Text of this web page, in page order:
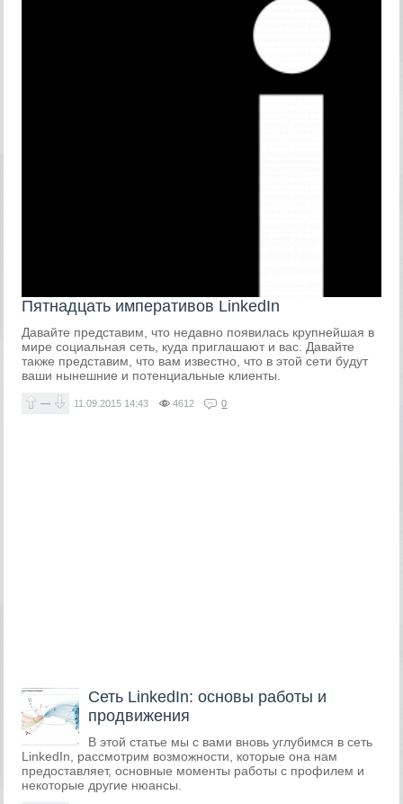
Пятнадцать императивов LinkedIn
Давайте представим, что недавно появилась крупнейшая в
мире социальная сеть, куда приглашают и вас. Давайте
также представим, что вам известно, что в этой сети будут
ваши нынешние и потенциальные клиенты.
— 11.09.2015 14:43 4612 0
Сеть LinkedIn: основы работы и
продвижения
В этой статье мы с вами вновь углубимся в сеть
LinkedIn, рассмотрим возможности, которые она нам
предоставляет, основные моменты работы с профилем и
некоторые другие нюансы.